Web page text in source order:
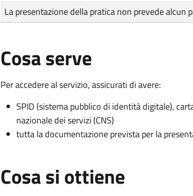
Tipo di pagamento
Importo
La presentazione della pratica non prevede alcun
Cosa serve
Per accedere al servizio, assicurati di avere:
SPID (sistema pubblico di identità digitale),
nazionale dei servizi (CNS)
tutta la documentazione prevista per la
Cosa si ottiene